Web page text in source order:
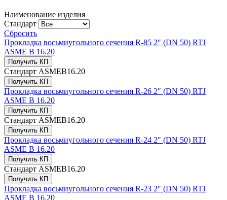
Наименование изделия
Стандарт
Сбросить
Прокладка восьмиугольного сечения R-85 2″ (DN 50) RTJ
ASME B 16.20
Получить КП
Стандарт ASMEB16.20
Получить КП
Прокладка восьмиугольного сечения R-26 2″ (DN 50) RTJ
ASME B 16.20
Получить КП
Стандарт ASMEB16.20
Получить КП
Прокладка восьмиугольного сечения R-24 2″ (DN 50) RTJ
ASME B 16.20
Получить КП
Стандарт ASMEB16.20
Получить КП
Прокладка восьмиугольного сечения R-23 2″ (DN 50) RTJ
ASME B 16.20